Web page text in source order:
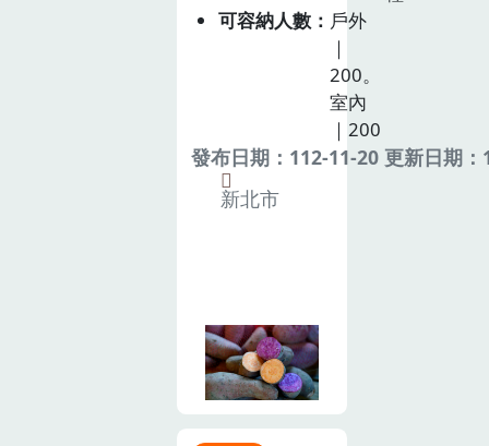
可容納人數
戶外
｜
200。
室內
｜200
發布日期：112-11-20 更新日期
新北市